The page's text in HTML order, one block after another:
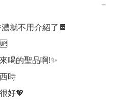
−
就不用介紹了🍫
喝的聖品啊!✨
時
好💖